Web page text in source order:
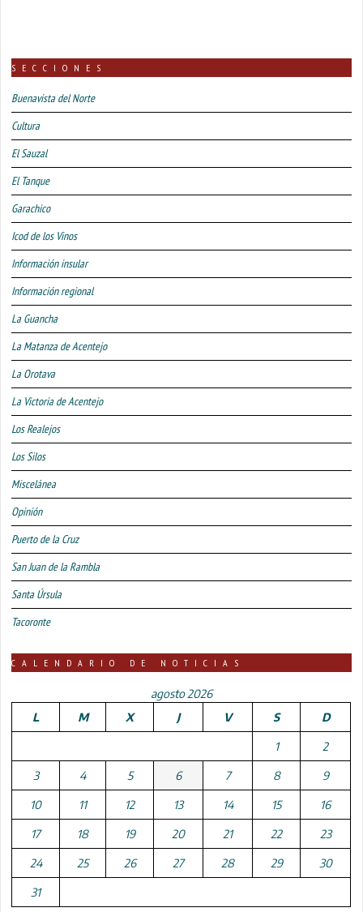
SECCIONES
Buenavista del Norte
Cultura
El Sauzal
El Tanque
Garachico
Icod de los Vinos
Información insular
Información regional
La Guancha
La Matanza de Acentejo
La Orotava
La Victoria de Acentejo
Los Realejos
Los Silos
Miscelánea
Opinión
Puerto de la Cruz
San Juan de la Rambla
Santa Úrsula
Tacoronte
CALENDARIO DE NOTICIAS
agosto 2026
L
M X J V S D
1 2
3 4 5 6 7 8 9
10 11 12 13 14 15 16
17 18 19 20 21 22 23
24 25 26 27 28 29 30
31